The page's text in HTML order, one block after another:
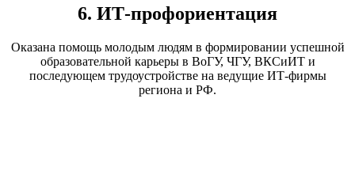
6. ИТ-профориентация
Оказана помощь молодым людям в формировании успешной
образовательной карьеры в ВоГУ, ЧГУ, ВКСиИТ и
последующем трудоустройстве на ведущие ИТ-фирмы
региона и РФ.